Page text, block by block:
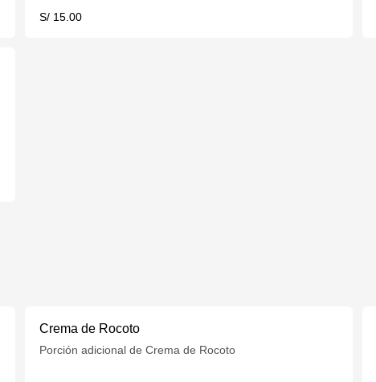
S/ 15.00
Crema de Rocoto
Porción adicional de Crema de Rocoto